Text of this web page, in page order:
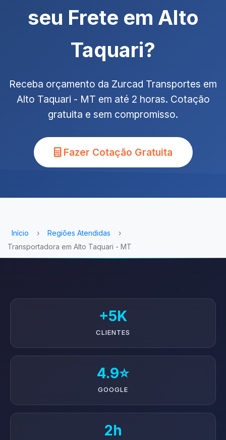
seu Frete em Alto
Taquari?
Receba orçamento da Zurcad Transportes em
Alto Taquari - MT em até 2 horas. Cotação
gratuita e sem compromisso.
Fazer Cotação Gratuita
Início › Regiões Atendidas
›
Transportadora em Alto Taquari - MT
+5K
CLIENTES
4.9⭐
GOOGLE
2h